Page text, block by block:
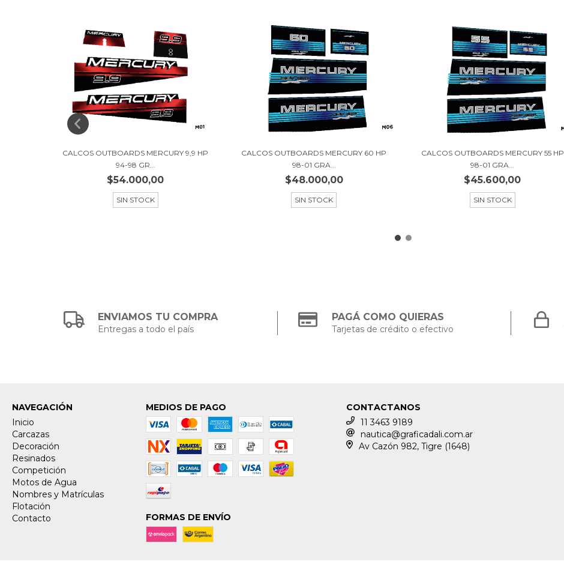
CALCOS OUTBOARDS MERCURY 9,9 HP
94-98 GR...
$54.000,00
SIN STOCK
CALCOS OUTBOARDS MERCURY 60 HP
98-01 GRA...
$48.000,00
SIN STOCK
CALCOS OUTBOARDS MERCURY 55 HP
98-01 GRA...
$45.600,00
SIN STOCK
ENVIAMOS TU COMPRA
Entregas a todo el país
PAGÁ COMO QUIERAS
Tarjetas de crédito o efectivo
NAVEGACIÓN
Inicio
Carcazas
Decoración
Resinados
Competición
Motos de Agua
Nombres y Matrículas
Flotación
Contacto
MEDIOS DE PAGO
FORMAS DE ENVÍO
CONTACTANOS
11 3463 9189
nautica@graficadali.com.ar
Av Cazón 982, Tigre (1648)